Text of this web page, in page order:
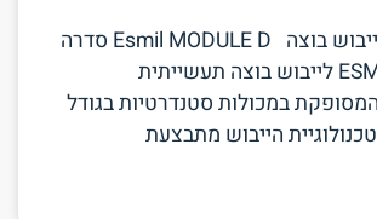
תחנה ניידת לייבוש בוצה Esmil MODULE D סדרה
חדשה של ESMIL לייבוש בוצה תעשייתית
המסופקת במכולות סטנדרטיות בגודל